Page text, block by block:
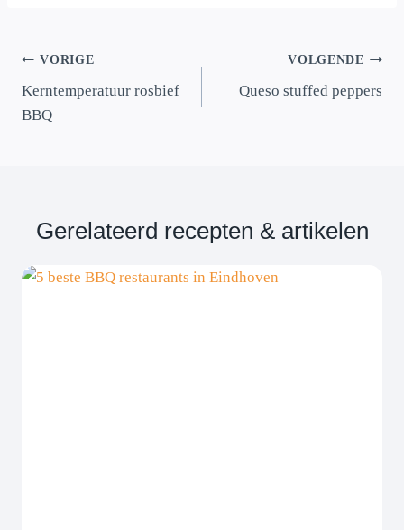
Bericht
navigatie
VORIGE
Kerntemperatuur rosbief
BBQ
VOLGENDE
Queso stuffed peppers
Gerelateerd recepten & artikelen